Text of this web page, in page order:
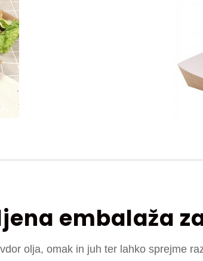
embalaža
olja, omak in juh ter lahko sprejme